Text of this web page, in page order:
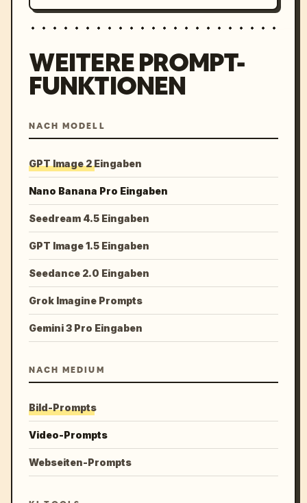
WEITERE PROMPT-
FUNKTIONEN
NACH MODELL
GPT Image 2 Eingaben
Nano Banana Pro Eingaben
Seedream 4.5 Eingaben
GPT Image 1.5 Eingaben
Seedance 2.0 Eingaben
Grok Imagine Prompts
Gemini 3 Pro Eingaben
NACH MEDIUM
Bild-Prompts
Video-Prompts
Webseiten-Prompts